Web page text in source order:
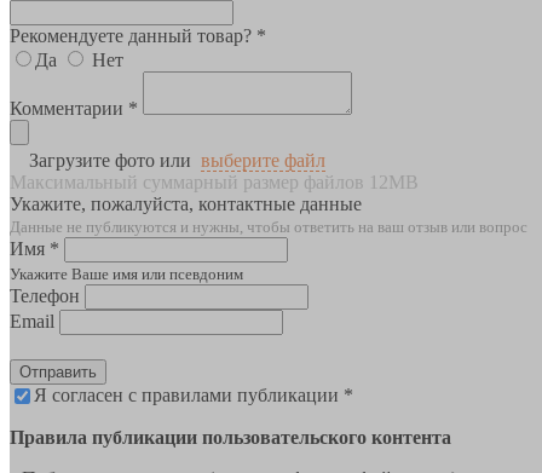
Рекомендуете данный товар? *
Да
Нет
Комментарии *
Загрузите фото или выберите файл
Максимальный суммарный размер файлов 12MB
Укажите, пожалуйста, контактные данные
Данные не публикуются и нужны, чтобы ответить на ваш отзыв или вопрос
Имя *
Укажите Ваше имя или псевдоним
Телефон
Email
Отправить
Я согласен с правилами публикации *
Правила публикации пользовательского контента